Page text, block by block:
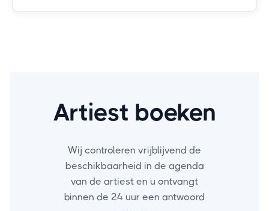
Artiest boeken
Wij controleren vrijblijvend de
beschikbaarheid in de agenda
van de artiest en u ontvangt
binnen de 24 uur een antwoord